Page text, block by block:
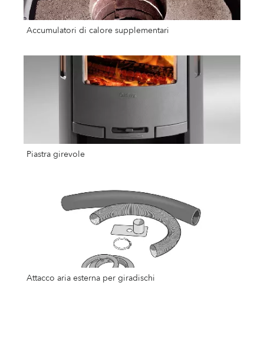
Accumulatori di calore supplementari
Piastra girevole
Attacco aria esterna per giradischi